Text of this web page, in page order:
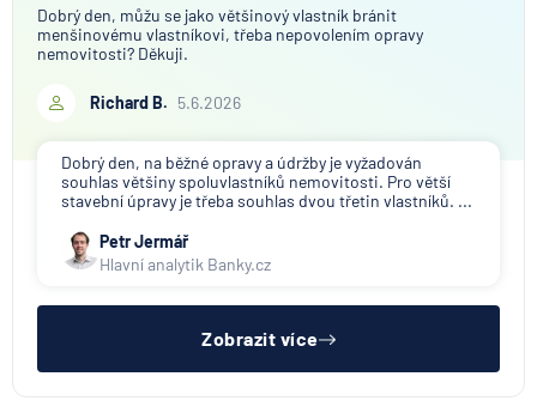
Dobrý den, můžu se jako většinový vlastník bránit
menšinovému vlastníkovi, třeba nepovolením opravy
nemovitosti? Děkuji.
Richard B. 5.6.2026
Dobrý den, na běžné opravy a údržby je vyžadován
souhlas většiny spoluvlastníků nemovitosti. Pro větší
stavební úpravy je třeba souhlas dvou třetin vlastníků. ...
Petr Jermář
Hlavní analytik Banky.cz
Zobrazit více